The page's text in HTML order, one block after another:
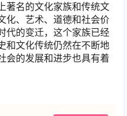
著名的文化家族和传统文
化、艺术、道德和社会价
代的变迁，这个家族已经
和文化传统仍然在不断地
会的发展和进步也具有着